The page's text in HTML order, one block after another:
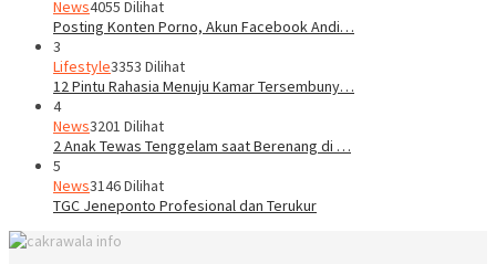
News4055 Dilihat
Posting Konten Porno, Akun Facebook Andi…
3
Lifestyle3353 Dilihat
12 Pintu Rahasia Menuju Kamar Tersembuny…
4
News3201 Dilihat
2 Anak Tewas Tenggelam saat Berenang di …
5
News3146 Dilihat
TGC Jeneponto Profesional dan Terukur